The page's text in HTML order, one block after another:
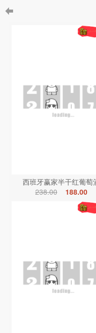
西班牙赢家半干红葡萄
238.00
188.00